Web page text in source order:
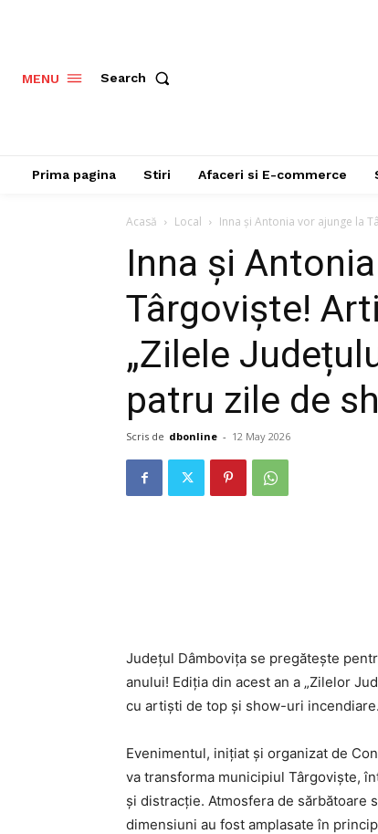
MENU Search
Prima pagina Stiri Afaceri si E-commerce
Acasă Local Inna și Antonia vor ajunge la
Inna și
Târgoviște!
„Zilele
patru zile de
Scris de dbonline - 12 May 2026
Județul Dâmbovița se pregătește
anului! Ediția din acest an a „Zilelor
cu artiști de top și show-uri incendiare.
Evenimentul, inițiat și organizat de
va transforma municipiul Târgoviște,
și distracție. Atmosfera de sărbătoare
dimensiuni au fost amplasate în